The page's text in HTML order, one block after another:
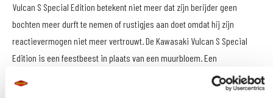
Vulcan S Special Edition betekent niet meer dat zijn berijder geen
bochten meer durft te nemen of rustigjes aan doet omdat hij zijn
reactievermogen niet meer vertrouwt. De Kawasaki Vulcan S Special
Edition is een feestbeest in plaats van een muurbloem. Een
Amerikaanse Cruiser verhoudt zich tot de Kawasaki Vulcan S Special
Edition als een nijlpaard tot een tijger. Het zijn allebei zoogdieren. Maar